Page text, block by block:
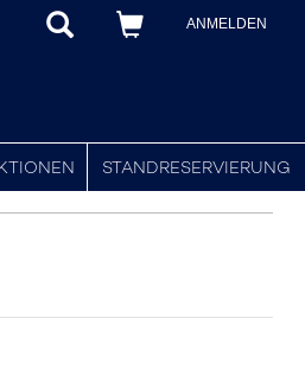
ANMELDEN
STANDRESERVIERUNG